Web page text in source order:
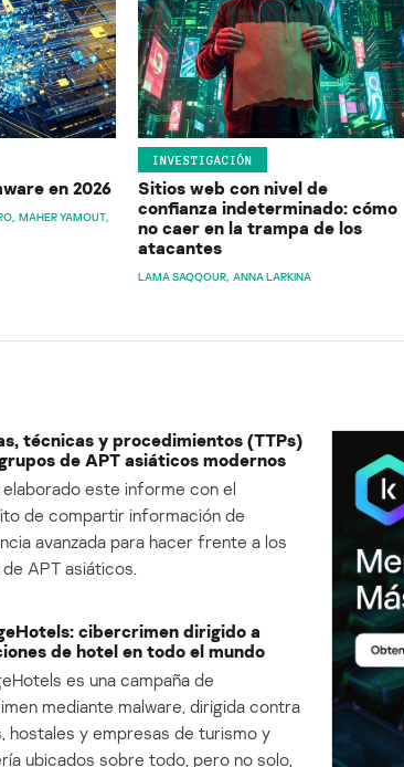
en 2026
MAHER YAMOUT
INVESTIGACIÓN
Sitios web con nivel de
confianza indeterminado: cómo
no caer en la trampa de los
atacantes
LAMA SAQQOUR ANNA LARKINA
técnicas y procedimientos (TTPs)
de APT asiáticos modernos
elaborado este informe con el
de compartir información de
avanzada para hacer frente a los
APT asiáticos.
cibercrimen dirigido a
de hotel en todo el mundo
es una campaña de
mediante malware, dirigida contra
hostales y empresas de turismo y
ubicados sobre todo, pero no solo,